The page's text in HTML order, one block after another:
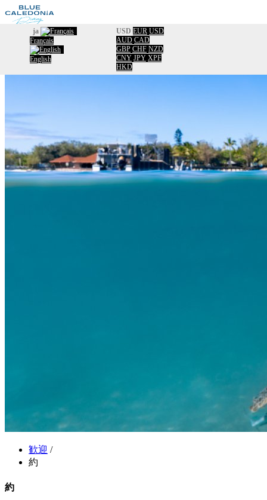
ja
Français
English
USD EUR USD
AUD CAD
GBP CHF NZD
CNY JPY XPF
HKD
歓迎
カタログ
コンタクト
歓迎 /
約
約